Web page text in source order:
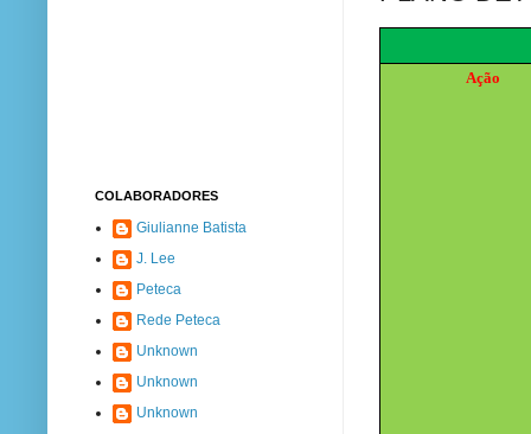
Ação
COLABORADORES
Giulianne Batista
J. Lee
Peteca
Rede Peteca
Unknown
Unknown
Unknown